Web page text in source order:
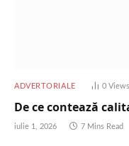
ADVERTORIALE 0 Views
De ce contează
iulie 1, 2026 7 Mins Read